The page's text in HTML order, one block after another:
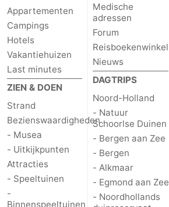
Appartementen
Campings
Hotels
Vakantiehuizen
Last minutes
ZIEN & DOEN
Strand
Bezienswaardigheden
- Musea
- Uitkijkpunten
Attracties
- Speeltuinen
-
Binnenspeeltuinen
Medische
adressen
Forum
Reisboekenwinkel
Nieuws
DAGTRIPS
Noord-Holland
- Natuur
Schoorlse Duinen
- Bergen aan Zee
- Bergen
- Alkmaar
- Egmond aan Zee
- Noordhollands